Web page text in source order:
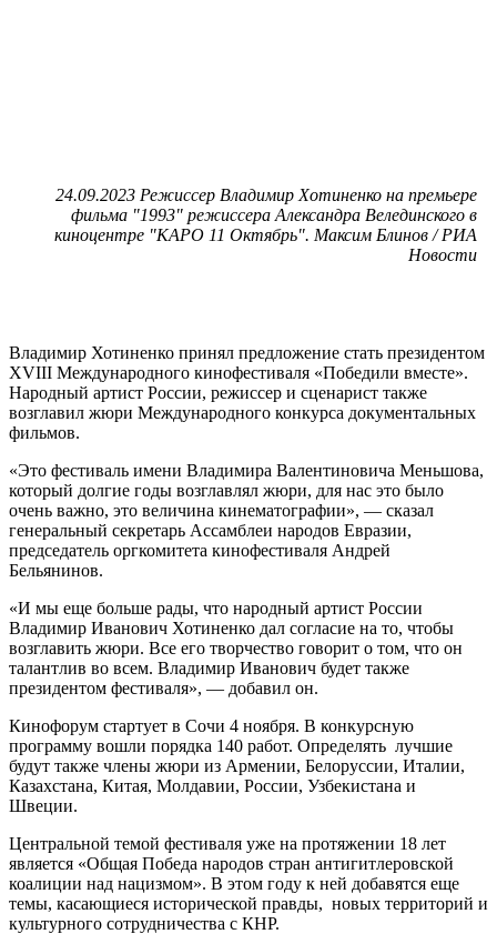
24.09.2023 Режиссер Владимир Хотиненко на премьере
фильма "1993" режиссера Александра Велединского в
киноцентре "КАРО 11 Октябрь". Максим Блинов / РИА
Новости
Владимир Хотиненко принял предложение стать президентом
XVIII Международного кинофестиваля «Победили вместе».
Народный артист России, режиссер и сценарист также
возглавил жюри Международного конкурса документальных
фильмов.
«Это фестиваль имени Владимира Валентиновича Меньшова,
который долгие годы возглавлял жюри, для нас это было
очень важно, это величина кинематографии», — сказал
генеральный секретарь Ассамблеи народов Евразии,
председатель оргкомитета кинофестиваля Андрей
Бельянинов.
«И мы еще больше рады, что народный артист России
Владимир Иванович Хотиненко дал согласие на то, чтобы
возглавить жюри. Все его творчество говорит о том, что он
талантлив во всем. Владимир Иванович будет также
президентом фестиваля», — добавил он.
Кинофорум стартует в Сочи 4 ноября. В конкурсную
программу вошли порядка 140 работ. Определять лучшие
будут также члены жюри из Армении, Белоруссии, Италии,
Казахстана, Китая, Молдавии, России, Узбекистана и
Швеции.
Центральной темой фестиваля уже на протяжении 18 лет
является «Общая Победа народов стран антигитлеровской
коалиции над нацизмом». В этом году к ней добавятся еще
темы, касающиеся исторической правды, новых территорий и
культурного сотрудничества с КНР.